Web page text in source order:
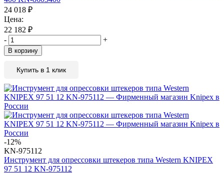
24 018 ₽
Цена:
22 182 ₽
-
+
В корзину
Купить в 1 клик
-12%
KN-975112
Инструмент для опрессовки штекеров типа Western KNIPEX
97 51 12 KN-975112